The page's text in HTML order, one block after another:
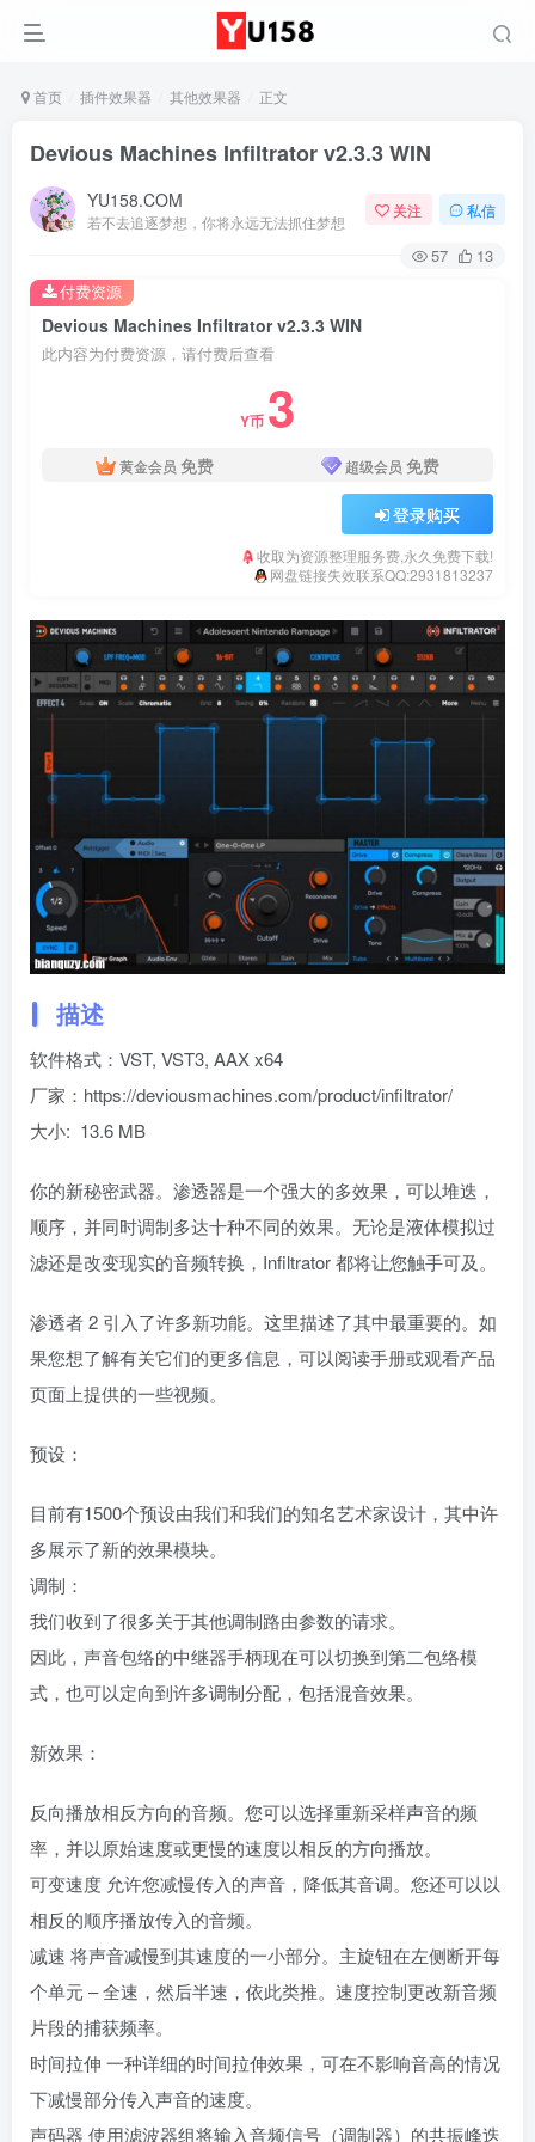
首页 插件效果器 其他效果器 正文
Devious Machines Infiltrator v2.3.3 WIN
YU158.COM
若不去追逐梦想，你将永远无法抓住梦想
关注 私信
57 13
Devious Machines Infiltrator v2.3.3 WIN
此内容为付费资源，请付费后查看
Y币 3
黄金会员 免费 超级会员 免费
登录购买
收取为资源整理服务费,永久免费下载!
网盘链接失效联系QQ:2931813237
付费资源
描述
软件格式：VST, VST3, AAX x64
厂家：https://deviousmachines.com/product/infiltrator/
大小: 13.6 MB
你的新秘密武器。渗透器是一个强大的多效果，可以堆迭，
顺序，并同时调制多达十种不同的效果。无论是液体模拟过
滤还是改变现实的音频转换，Infiltrator 都将让您触手可及。
渗透者 2 引入了许多新功能。这里描述了其中最重要的。如
果您想了解有关它们的更多信息，可以阅读手册或观看产品
页面上提供的一些视频。
预设：
目前有1500个预设由我们和我们的知名艺术家设计，其中许
多展示了新的效果模块。
调制：
我们收到了很多关于其他调制路由参数的请求。
因此，声音包络的中继器手柄现在可以切换到第二包络模
式，也可以定向到许多调制分配，包括混音效果。
新效果：
反向播放相反方向的音频。您可以选择重新采样声音的频
率，并以原始速度或更慢的速度以相反的方向播放。
可变速度 允许您减慢传入的声音，降低其音调。您还可以以
相反的顺序播放传入的音频。
减速 将声音减慢到其速度的一小部分。主旋钮在左侧断开每
个单元 – 全速，然后半速，依此类推。速度控制更改新音频
片段的捕获频率。
时间拉伸 一种详细的时间拉伸效果，可在不影响音高的情况
下减慢部分传入声音的速度。
声码器 使用滤波器组将输入音频信号（调制器）的共振峰迭